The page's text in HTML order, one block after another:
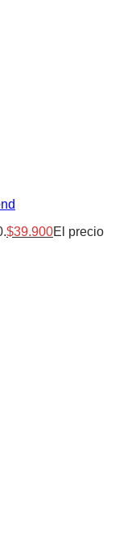
$39.900El precio